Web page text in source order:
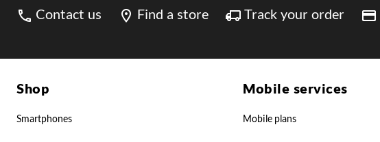
Contact us Find a store Track your order
Shop
Smartphones
Mobile services
Mobile plans